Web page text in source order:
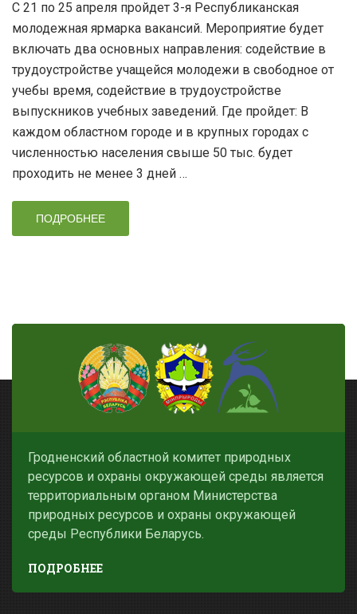
С 21 по 25 апреля пройдет 3-я Республиканская
молодежная ярмарка вакансий. Мероприятие будет
включать два основных направления: содействие в
трудоустройстве учащейся молодежи в свободное от
учебы время, содействие в трудоустройстве
выпускников учебных заведений. Где пройдет: В
каждом областном городе и в крупных городах с
численностью населения свыше 50 тыс. будет
проходить не менее 3 дней …
ПОДРОБНЕЕ
Гродненский областной комитет природных
ресурсов и охраны окружающей среды является
территориальным органом Министерства
природных ресурсов и охраны окружающей
среды Республики Беларусь.
ПОДРОБНЕЕ